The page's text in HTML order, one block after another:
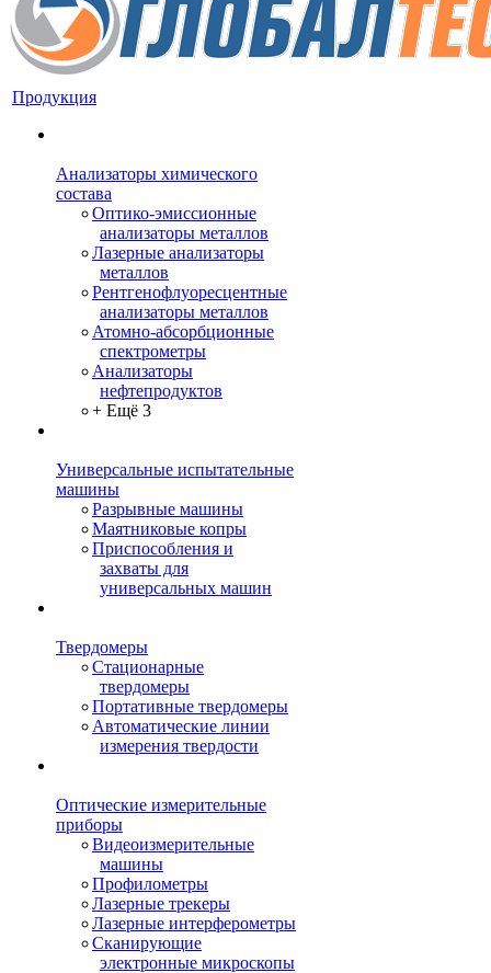
Продукция
Анализаторы химического
состава
Оптико-эмиссионные
анализаторы металлов
Лазерные анализаторы
металлов
Рентгенофлуоресцентные
анализаторы металлов
Атомно-абсорбционные
спектрометры
Анализаторы
нефтепродуктов
+ Ещё 3
Универсальные испытательные
машины
Разрывные машины
Маятниковые копры
Приспособления и
захваты для
универсальных машин
Твердомеры
Стационарные
твердомеры
Портативные твердомеры
Автоматические линии
измерения твердости
Оптические измерительные
приборы
Видеоизмерительные
машины
Профилометры
Лазерные трекеры
Лазерные интерферометры
Сканирующие
электронные микроскопы